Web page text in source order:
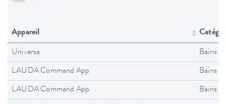
Appareil
Universa Bains
LAUDA Command App Bains
LAUDA Command App Bains